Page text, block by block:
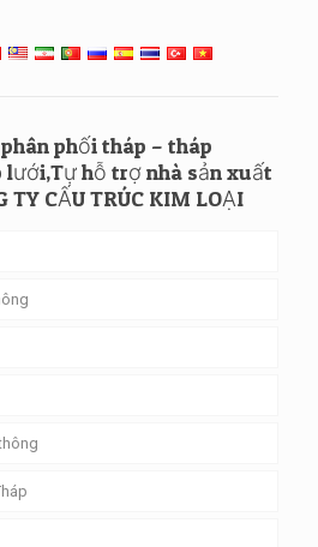
phối tháp – tháp
hỗ trợ nhà sản xuất
TY CẤU TRÚC KIM LOẠI